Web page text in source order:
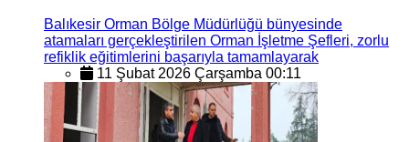
Balıkesir Orman Bölge Müdürlüğü bünyesinde
atamaları gerçekleştirilen Orman İşletme Şefleri, zorlu
refiklik eğitimlerini başarıyla tamamlayarak
11 Şubat 2026 Çarşamba 00:11